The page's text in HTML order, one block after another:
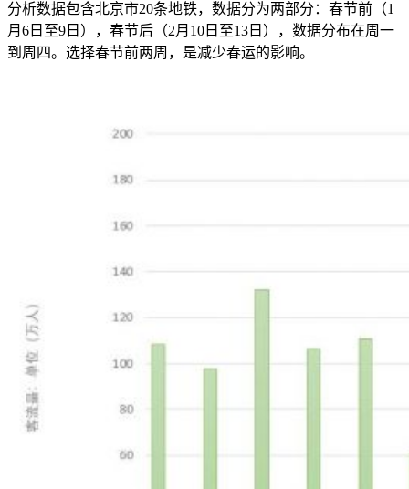
分析数据包含北京市20条地铁，数据分为两部分：春节前（1
月6日至9日），春节后（2月10日至13日），数据分布在周一
到周四。选择春节前两周，是减少春运的影响。